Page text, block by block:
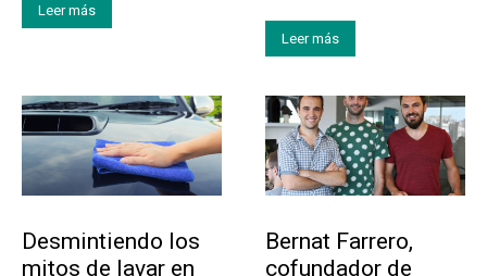
Leer más
Leer más
Desmintiendo los
mitos de lavar en
Bernat Farrero,
cofundador de